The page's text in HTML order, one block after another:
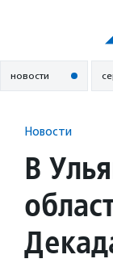
новости
Новости
В